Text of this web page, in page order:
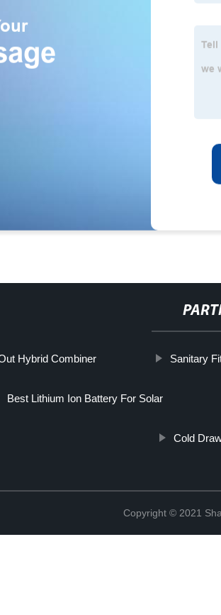
Hybrid Combiner Sanitary
Best Lithium Ion Battery For Solar
Cold
Copyright © 2021